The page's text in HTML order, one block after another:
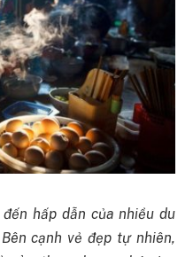
hấp dẫn của nhiều du
cạnh vẻ đẹp tự nhiên,